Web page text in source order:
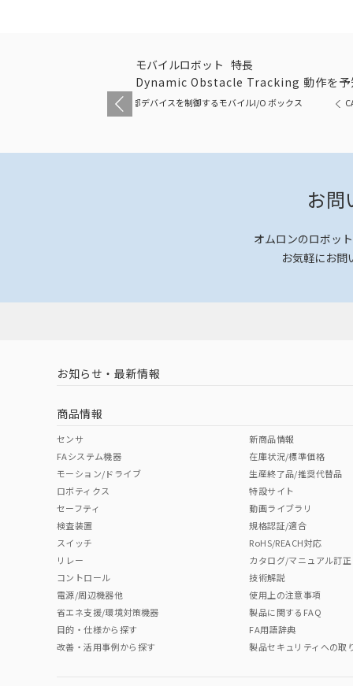
モバイルロボット 特長
Dynamic Obstacle Tracking 動作を予
呼び出しと外部デバイスを制御するモバイルI/O ボックス
お問
オムロンのロボッ
お気軽にお問
お知らせ・最新情報
商品情報
センサ
FAシステム機器
モーション/ドライブ
ロボティクス
セーフティ
検査装置
スイッチ
リレー
コントロール
電源/周辺機器他
省エネ支援/環境対策機器
目的・仕様から探す
改善・活用事例から探す
新商品情報
在庫状況/標準価格
生産終了品/推奨代替品
特設サイト
動画ライブラリ
規格認証/適合
RoHS/REACH対応
カタログ/マニュアル訂正
技術解説
使用上の注意事項
製品に関するFAQ
FA用語辞典
製品セキュリティへの取